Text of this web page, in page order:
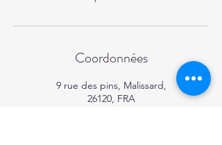
Coordonnées
9 rue des pins, Malissard,
26120, FRA